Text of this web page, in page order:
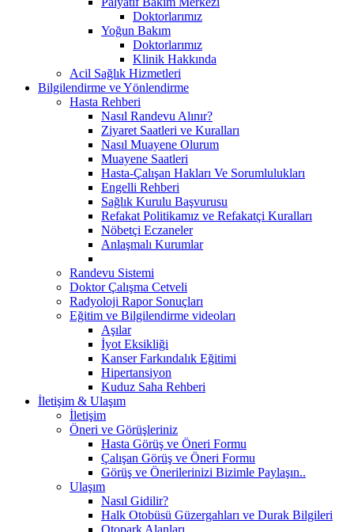
Doktorlarımız
Yoğun Bakım
Doktorlarımız
Klinik Hakkında
Acil Sağlık Hizmetleri
Bilgilendirme ve Yönlendirme
Hasta Rehberi
Nasıl Randevu Alınır?
Ziyaret Saatleri ve Kuralları
Nasıl Muayene Olurum
Muayene Saatleri
Hasta-Çalışan Hakları Ve Sorumlulukları
Engelli Rehberi
Sağlık Kurulu Başvurusu
Refakat Politikamız ve Refakatçi Kuralları
Nöbetçi Eczaneler
Anlaşmalı Kurumlar
Randevu Sistemi
Doktor Çalışma Cetveli
Radyoloji Rapor Sonuçları
Eğitim ve Bilgilendirme videoları
Aşılar
İyot Eksikliği
Kanser Farkındalık Eğitimi
Hipertansiyon
Kuduz Saha Rehberi
İletişim & Ulaşım
İletişim
Öneri ve Görüşleriniz
Hasta Görüş ve Öneri Formu
Çalışan Görüş ve Öneri Formu
Görüş ve Önerilerinizi Bizimle Paylaşın..
Ulaşım
Nasıl Gidilir?
Halk Otobüsü Güzergahları ve Durak Bilgileri
Otopark Alanları